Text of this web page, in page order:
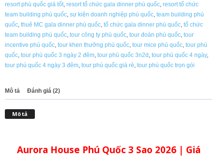
resort phú quốc giá tốt, resort tổ chức gala dinner phú quốc, resort tổ chức
team building phú quốc, sự kiện doanh nghiệp phú quốc, team building phú
quốc, thuê MC gala dinner phú quốc, tổ chức gala dinner phú quốc, tổ chức
team building phú quốc, tour công ty phú quốc, tour đoàn phú quốc, tour
incentive phú quốc, tour khen thưởng phú quốc, tour mice phú quốc, tour phú
quốc, tour phú quốc 3 ngày 2 đêm, tour phú quốc 3n2d, tour phú quốc 4 ngày,
tour phú quốc 4 ngày 3 đêm, tour phú quốc giá rẻ, tour phú quốc trọn gói
Mô tả Đánh giá (2)
Mô tả
Aurora House Phú Quốc 3 Sao 2026 | Giá